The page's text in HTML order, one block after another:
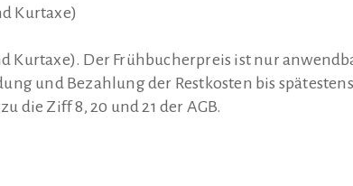
Kurtaxe)
Kurtaxe). Der Frühbucherpreis ist nur
und Bezahlung der Restkosten bis spätestens
die Ziff 8, 20 und 21 der AGB.